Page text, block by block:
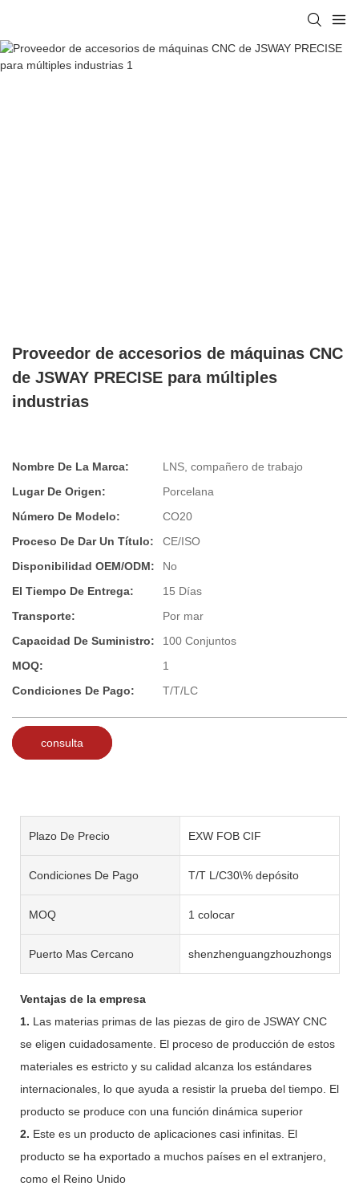
Proveedor de accesorios de máquinas CNC
de JSWAY PRECISE para múltiples
industrias
Nombre De La Marca:
LNS, compañero de trabajo
Lugar De Origen:
Porcelana
Número De Modelo:
CO20
Proceso De Dar Un Título:
CE/ISO
Disponibilidad OEM/ODM:
No
El Tiempo De Entrega:
15 Días
Transporte:
Por mar
Capacidad De Suministro:
100 Conjuntos
MOQ:
1
Condiciones De Pago:
T/T/LC
consulta
Plazo De Precio EXW FOB CIF
Condiciones De Pago T/T L/C30\% depósito
MOQ 1 colocar
Puerto Mas Cercano shenzhenguangzhouzhongshan
Ventajas de la empresa
1. Las materias primas de las piezas de giro de JSWAY CNC
se eligen cuidadosamente. El proceso de producción de estos
materiales es estricto y su calidad alcanza los estándares
internacionales, lo que ayuda a resistir la prueba del tiempo. El
producto se produce con una función dinámica superior
2. Este es un producto de aplicaciones casi infinitas. El
producto se ha exportado a muchos países en el extranjero,
como el Reino Unido